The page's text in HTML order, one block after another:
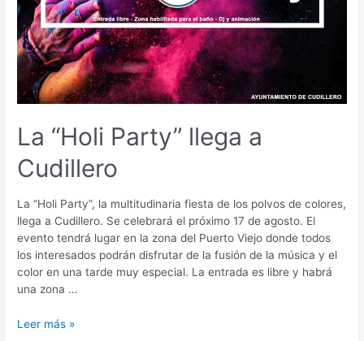
La “Holi Party” llega a
Cudillero
La “Holi Party”, la multitudinaria fiesta de los polvos de colores,
llega a Cudillero. Se celebrará el próximo 17 de agosto. El
evento tendrá lugar en la zona del Puerto Viejo donde todos
los interesados podrán disfrutar de la fusión de la música y el
color en una tarde muy especial. La entrada es libre y habrá
una zona …
La
Leer más »